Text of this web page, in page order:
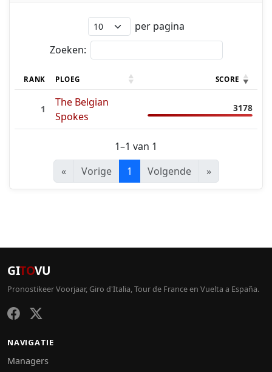
per pagina
Zoeken:
RANK PLOEG SCORE
1
The Belgian
Spokes
3178
1–1 van 1
«
Vorige 1 Volgende »
GITOVU
Pronostikeer Voorjaar, Giro d'Italia, Tour de France en Vuelta a España.
NAVIGATIE
Managers